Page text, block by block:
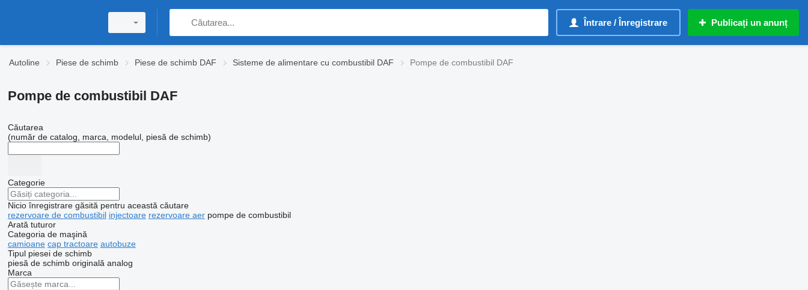
Întrare / Înregistrare Publicați un anunț
Autoline Piese de schimb Piese de schimb DAF Sisteme de alimentare cu combustibil DAF Pompe de combustibil DAF
Pompe de combustibil DAF
Căutarea
(număr de catalog, marca, modelul, piesă de schimb)
Categorie
Nicio înregistrare găsită pentru această căutare
rezervoare de combustibil injectoare rezervoare aer pompe de combustibil
Arată tuturor
Categoria de maşină
camioane cap tractoare autobuze
Tipul piesei de schimb
piesă de schimb originală analog
Marca